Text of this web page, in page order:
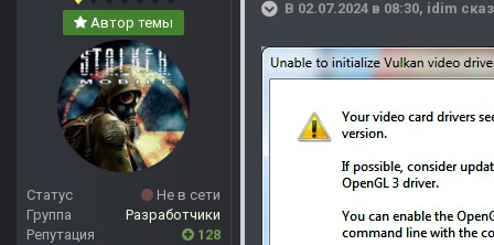
Автор темы
Статус
Не в сети
Группа
Разработчики
Репутация
128
В 02.07.2024 в 08:30, idim